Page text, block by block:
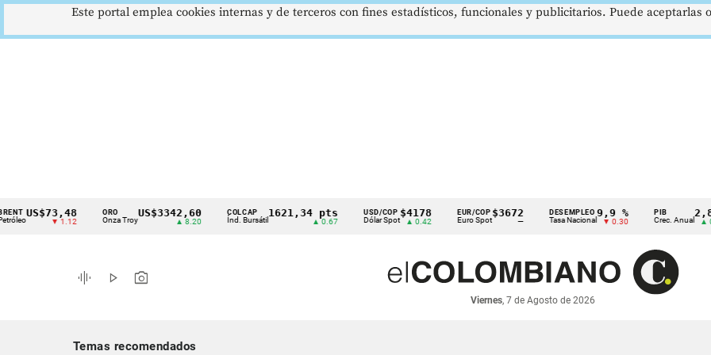
Cintillo
indicadores
económicos
▼ 1.12
ORO
Onza Troy
US$3342,60 COLCAP
Índ. Bursátil
1621,34 pts USD/COP
Dólar Spot
$4178
▲ 0.42
EUR/COP
Euro Spot
$3672
—
DESEMPLEO
Tasa Nacional
9,9 %
▼ 0.30
PIB
Crec. Anual
2,8 %
▲ 0.10
graphic_eq play_arrow photo_camera
Viernes, 7 de Agosto de 2026
Temas recomendados
Este portal emplea cookies internas y de terceros con fines estadísticos, funcionales y publicitarios. Puede aceptarlas